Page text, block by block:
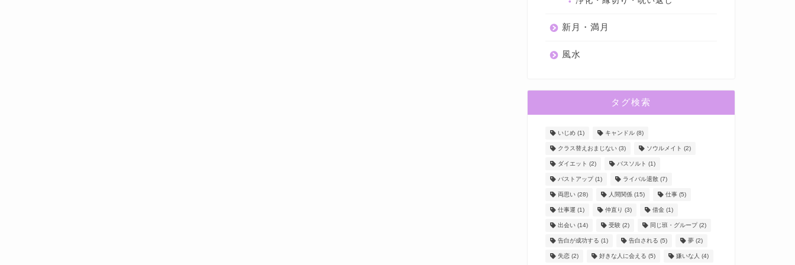
新月・満月
風水
タグ検索
いじめ(1) キャンドル(8)
クラス替えおまじない(3) ソウルメイト (2)
ダイエット (2) バスソルト (1)
バストアップ(1) ライバル退散(7)
両思い(28) 人間関係(15) 仕事(5)
仕事運 (1) 仲直り (3) 借金(1)
出会い(14) 受験(2) 同じ班・グループ(2)
告白が成功する (1) 告白される (5) 夢(2)
失恋(2) 好きな人に会える (5) 嫌いな人 (4)